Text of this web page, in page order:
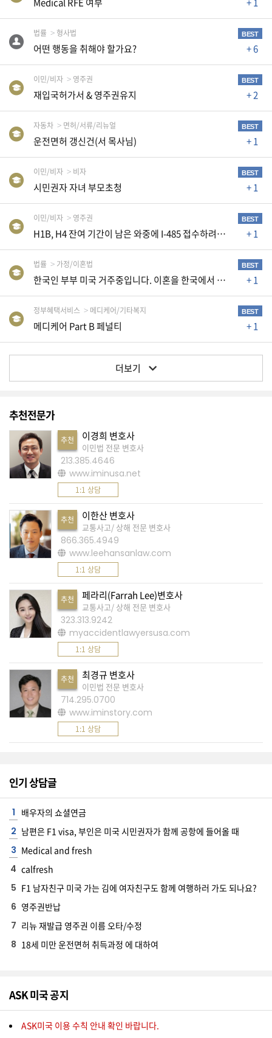
부
혜
비
스
전
문
럼
미
생
TIP
문
하
기
항
A
S
미
국
이
수
칙
안
내
인
바
랍
니
A
S
K
미
국
에
서
새
로
운
가
찾
법률 형사법 BEST
어떤 행동을 취해야 할가요? + 6
이민/비자 영주권 BEST
재입국허가서 & 영주권유지 + 2
자동차 면허/서류/리뉴얼 BEST
운전면허 갱신건(서 목사님) + 1
이민/비자 비자 BEST
시민권자 자녀 부모초청 + 1
이민/비자 영주권 BEST
H1B, H4 잔여 기간이 남은 와중에 I-485 접수하려는데 AP카드와 EAD신청이 필요할까요 + 1
법률 가정/이혼법 BEST
한국인 부부 미국 거주중입니다. 이혼을 한국에서 해야하나요 미국에서 해야하나요? + 1
정부혜택서비스 메디케어/기타복지 BEST
메디케어 Part B 페널티 + 1
더보기
추천전문가
추천 이경희 변호사
이민법 전문 변호사
213.385.4646
www.iminusa.net
1:1 상담
추천 이한산 변호사
교통사고/ 상해 전문 변호사
866.365.4949
www.leehansanlaw.com
1:1 상담
추천 페라리(Farrah Lee)변호사
교통사고/ 상해 전문 변호사
323.313.9242
myaccidentlawyersusa.com
1:1 상담
추천 최경규 변호사
이민법 전문 변호사
714.295.0700
www.iminstory.com
1:1 상담
인기 상담글
배우자의 쇼셜연금
남편은 F1 visa, 부인은 미국 시민권자가 함께 공항에 들어올 때
Medical and fresh
calfresh
F1 남자친구 미국 가는 김에 여자친구도 함께 여행하러 가도 되나요?
영주권반납
리뉴 재발급 영주권 이름 오타/수정
18세 미만 운전면허 취득과정 에 대하여
ASK 미국 공지
ASK미국 이용 수칙 안내 확인 바랍니다.